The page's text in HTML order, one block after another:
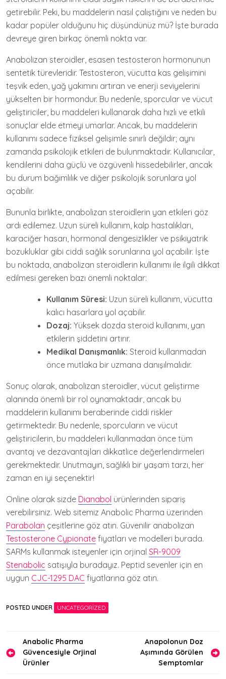
getirebilir. Peki, bu maddelerin nasıl çalıştığını ve neden bu
kadar popüler olduğunu hiç düşündünüz mü? İşte burada
devreye giren birkaç önemli nokta var.
Anabolizan steroidler, esasen testosteron hormonunun
sentetik türevleridir. Testosteron, vücutta kas gelişimini
teşvik eden, yağ yakımını artıran ve enerji seviyelerini
yükselten bir hormondur. Bu nedenle, sporcular ve vücut
geliştiriciler, bu maddeleri kullanarak daha hızlı ve etkili
sonuçlar elde etmeyi umarlar. Ancak, bu maddelerin
kullanımı sadece fiziksel gelişimle sınırlı değildir; aynı
zamanda psikolojik etkileri de bulunmaktadır. Kullanıcılar,
kendilerini daha güçlü ve özgüvenli hissedebilirler, ancak
bu durum bağımlılık ve diğer psikolojik sorunlara yol
açabilir.
Bununla birlikte, anabolizan steroidlerin yan etkileri göz
ardı edilemez. Uzun süreli kullanım, kalp hastalıkları,
karaciğer hasarı, hormonal dengesizlikler ve psikiyatrik
bozukluklar gibi ciddi sağlık sorunlarına yol açabilir. İşte
bu noktada, anabolizan steroidlerin kullanımı ile ilgili dikkat
edilmesi gereken bazı önemli noktalar:
Kullanım Süresi: Uzun süreli kullanım, vücutta
kalıcı hasarlara yol açabilir.
Dozaj: Yüksek dozda steroid kullanımı, yan
etkilerin şiddetini artırır.
Medikal Danışmanlık: Steroid kullanmadan
önce mutlaka bir uzmana danışılmalıdır.
Sonuç olarak, anabolizan steroidler, vücut geliştirme
alanında önemli bir rol oynamaktadır, ancak bu
maddelerin kullanımı beraberinde ciddi riskler
getirmektedir. Bu nedenle, sporcuların ve vücut
geliştiricilerin, bu maddeleri kullanmadan önce tüm
avantaj ve dezavantajları dikkatlice değerlendirmeleri
gerekmektedir. Unutmayın, sağlıklı bir yaşam tarzı, her
zaman en iyi seçenektir!
Online olarak sizde Dianabol ürünlerinden sipariş
verebilirsiniz. Web sitemiz Anabolic Pharma üzerinden
Parabolan çeşitlerine göz atın. Güvenilir anabolizan
Testosterone Cypionate fiyatları ve modelleri burada.
SARMs kullanmak isteyenler için orjinal SR-9009
Stenabolic satışıyla buradayız. Peptid sevenler için en
uygun CJC-1295 DAC fiyatlarına göz atın.
POSTED UNDER UNCATEGORIZED
Yazı
gezinmesi
Anabolic Pharma
Güvencesiyle Orjinal
Ürünler
Anapolonun Doz
Aşımında Görülen
Semptomlar